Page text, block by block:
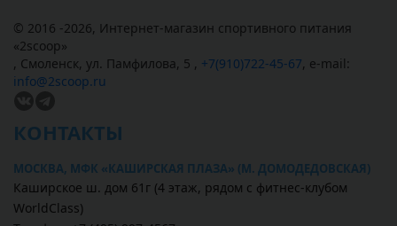
© 2016 -2026, Интернет-магазин спортивного питания
«2scoop»
, Смоленск, ул. Памфилова, 5 , +7(910)722-45-67, e-mail:
info@2scoop.ru
КОНТАКТЫ
МОСКВА, МФК «КАШИРСКАЯ ПЛАЗА» (М. ДОМОДЕДОВСКАЯ)
Каширское ш. дом 61г (4 этаж, рядом с фитнес-клубом
WorldClass)